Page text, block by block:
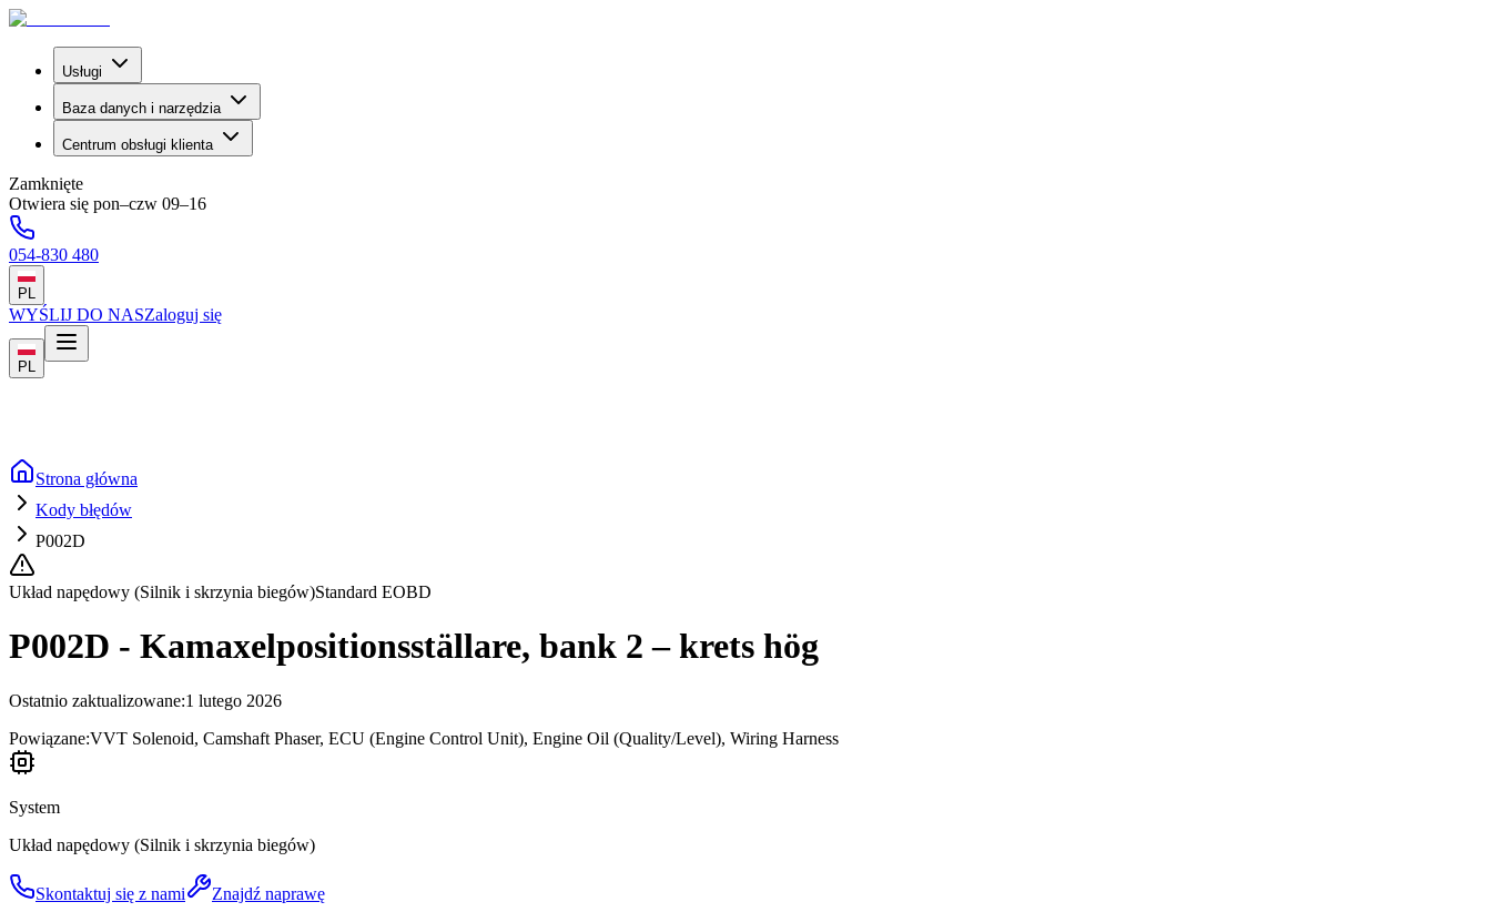
Usługi
Baza danych i narzędzia
Centrum obsługi klienta
Zamknięte
Otwiera się pon–czw 09–16
054-830 480
PL
WYŚLIJ DO NASZaloguj się
PL
Strona główna
Kody błędów
P002D
Układ napędowy (Silnik i skrzynia biegów)Standard EOBD
P002D - Kamaxelpositionsställare, bank 2 – krets hög
Ostatnio zaktualizowane:1 lutego 2026
Powiązane:VVT Solenoid, Camshaft Phaser, ECU (Engine Control Unit), Engine Oil (Quality/Level), Wiring Harness
System
Układ napędowy (Silnik i skrzynia biegów)
Skontaktuj się z nami Znajdź naprawę